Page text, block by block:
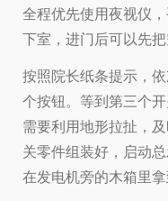
全程优先使用夜视仪
下室，进门后可以先
按照院长纸条提示，
个按钮。等到第三个
需要利用地形拉扯，
关零件组装好，启动
在发电机旁的木箱里拿